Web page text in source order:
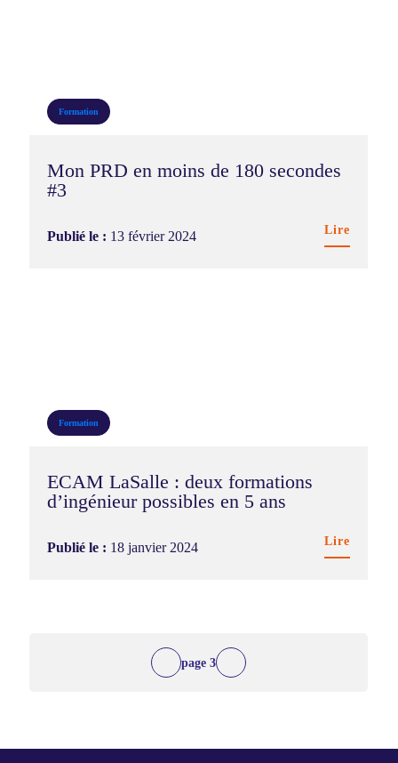
Formation
Mon PRD en moins de 180 secondes
#3
Publié le : 13 février 2024 Lire
Formation
ECAM LaSalle : deux formations
d’ingénieur possibles en 5 ans
Publié le : 18 janvier 2024 Lire
3